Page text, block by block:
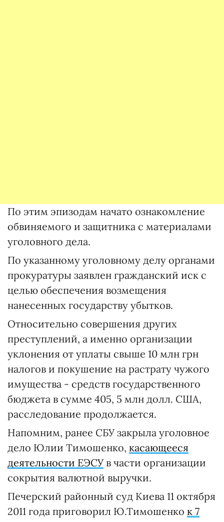
По этим эпизодам начато ознакомление
обвиняемого и защитника с материалами
уголовного дела.
По указанному уголовному делу органами
прокуратуры заявлен гражданский иск с
целью обеспечения возмещения
нанесенных государству убытков.
Относительно совершения других
преступлений, а именно организации
уклонения от уплаты свыше 10 млн грн
налогов и покушение на растрату чужого
имущества - средств государственного
бюджета в сумме 405, 5 млн долл. США,
расследование продолжается.
Напомним, ранее СБУ закрыла уголовное
дело Юлии Тимошенко, касающееся
деятельности ЕЭСУв части организации
сокрытия валютной выручки.
Печерский районный суд Киева 11 октября
2011 года приговорил Ю.Тимошенко к 7